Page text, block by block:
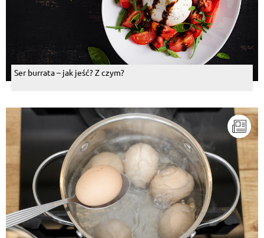
Ser burrata – jak jeść? Z czym?